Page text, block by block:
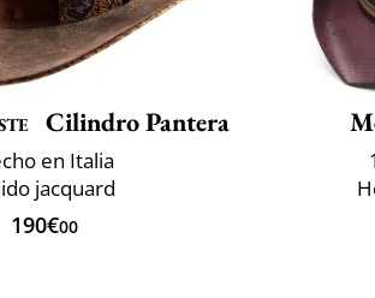
Cilindro Pantera
en Italia
jacquard
190€00